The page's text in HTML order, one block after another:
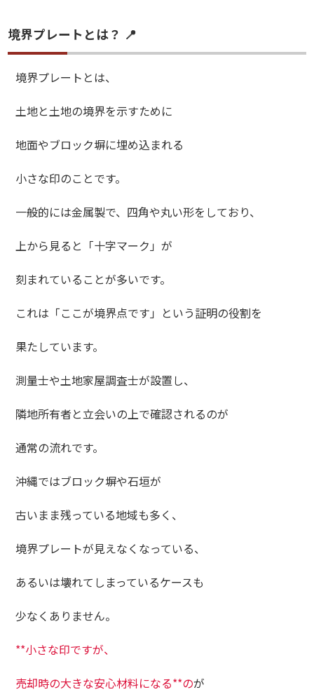
境界プレートとは？ 📍
境界プレートとは、
土地と土地の境界を示すために
地面やブロック塀に埋め込まれる
小さな印のことです。
一般的には金属製で、四角や丸い形をしており、
上から見ると「十字マーク」が
刻まれていることが多いです。
これは「ここが境界点です」という証明の役割を
果たしています。
測量士や土地家屋調査士が設置し、
隣地所有者と立会いの上で確認されるのが
通常の流れです。
沖縄ではブロック塀や石垣が
古いまま残っている地域も多く、
境界プレートが見えなくなっている、
あるいは壊れてしまっているケースも
少なくありません。
**小さな印ですが、
売却時の大きな安心材料になる**のが